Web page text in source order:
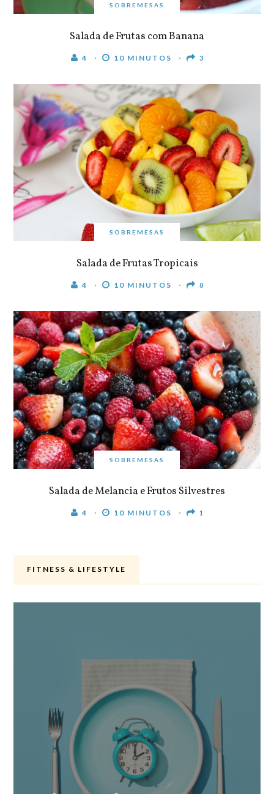
SOBREMESAS
Salada de Frutas com Banana
4 10 MINUTOS 3
SOBREMESAS
Salada de Frutas Tropicais
4 10 MINUTOS 8
SOBREMESAS
Salada de Melancia e Frutos Silvestres
4 10 MINUTOS 1
FITNESS & LIFESTYLE